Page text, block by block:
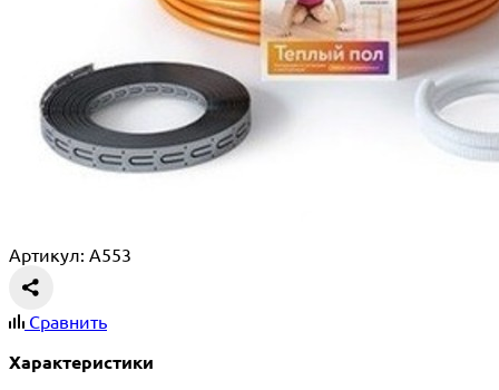
Артикул: A553
Сравнить
Характеристики